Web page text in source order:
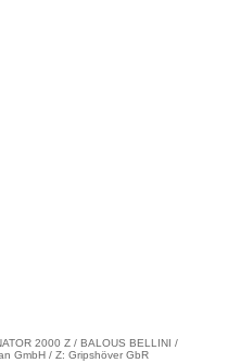
2000 Z / BALOUS BELLINI /
GmbH / Z: Gripshöver GbR